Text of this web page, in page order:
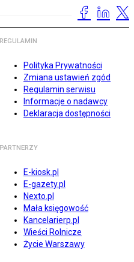
REGULAMIN
Polityka Prywatności
Zmiana ustawień zgód
Regulamin serwisu
Informacje o nadawcy
Deklaracja dostępności
PARTNERZY
E-kiosk.pl
E-gazety.pl
Nexto.pl
Mała księgowość
Kancelarierp.pl
Wieści Rolnicze
Życie Warszawy